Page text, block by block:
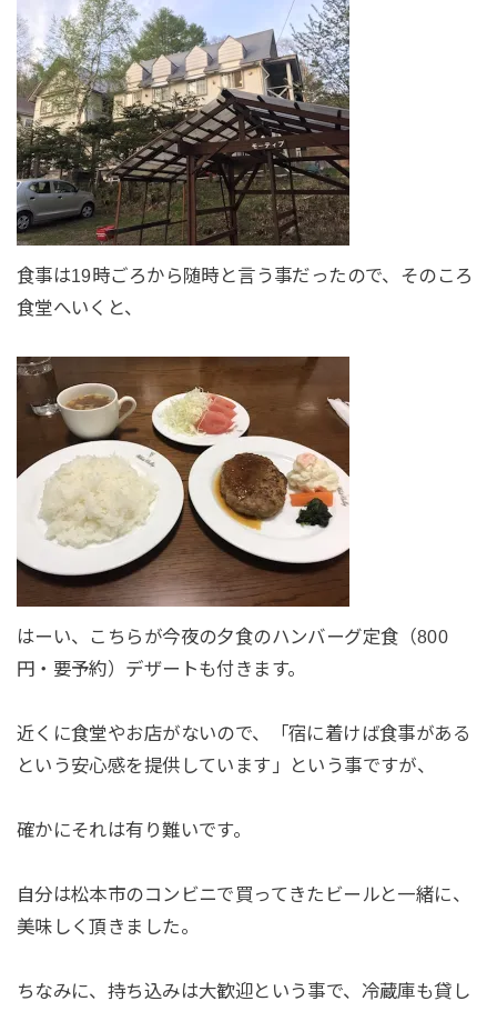
食事は19時ごろから随時と言う事だったので、そのころ
食堂へいくと、
はーい、こちらが今夜の夕食のハンバーグ定食（800
円・要予約）デザートも付きます。
近くに食堂やお店がないので、「宿に着けば食事がある
という安心感を提供しています」という事ですが、
確かにそれは有り難いです。
自分は松本市のコンビニで買ってきたビールと一緒に、
美味しく頂きました。
ちなみに、持ち込みは大歓迎という事で、冷蔵庫も貸し